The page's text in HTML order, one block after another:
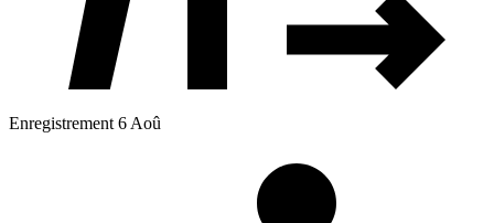
Enregistrement 6 Aoû